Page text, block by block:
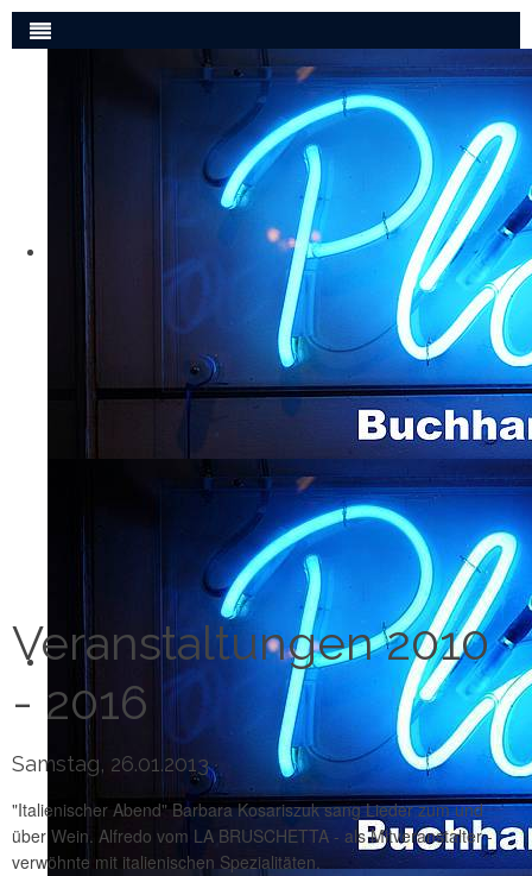
Veranstaltungen 2010
- 2016
Samstag, 26.01.2013
"Italienischer Abend" Barbara Kosariszuk sang Lieder zum und
über Wein. Alfredo vom LA BRUSCHETTA - als Mitveranstalter -
verwöhnte mit italienischen Spezialitäten.